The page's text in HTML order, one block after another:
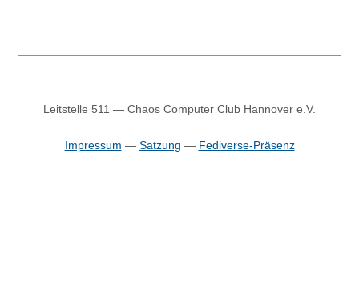
Leitstelle 511 — Chaos Computer Club Hannover e.V.
Impressum — Satzung — Fediverse-Präsenz